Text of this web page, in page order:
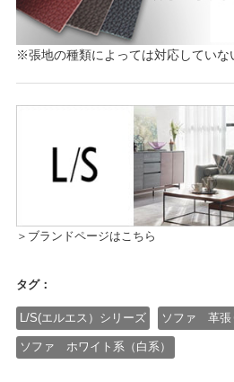
※張地の種類によっては対応していな
＞ブランドページはこちら
タグ：
L/S(エルエス）シリーズ ソファ 革張
ソファ ホワイト系（白系）